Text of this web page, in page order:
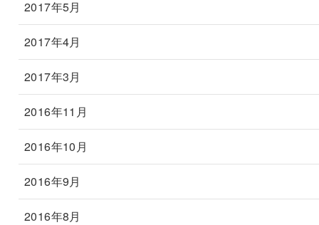
2017年5月
2017年4月
2017年3月
2016年11月
2016年10月
2016年9月
2016年8月